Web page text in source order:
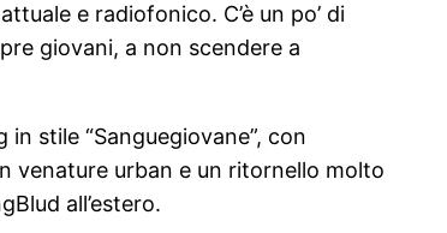
e radiofonico. C’è un po’ di
giovani, a non scendere a
stile “Sanguegiovane”, con
venature urban e un ritornello molto
all’estero.